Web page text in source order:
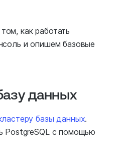
как работать
и опишем базовые
данных
базы данных.
PostgreSQL с помощью